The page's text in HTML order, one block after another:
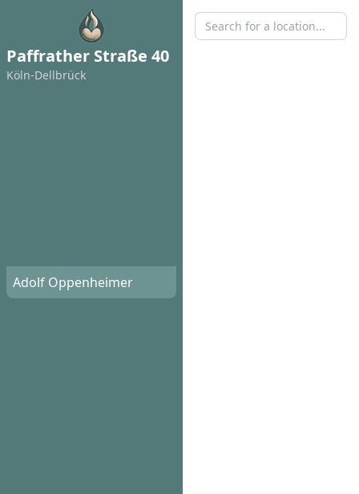
Paffrather Straße 40
Köln-Dellbrück
Adolf Oppenheimer